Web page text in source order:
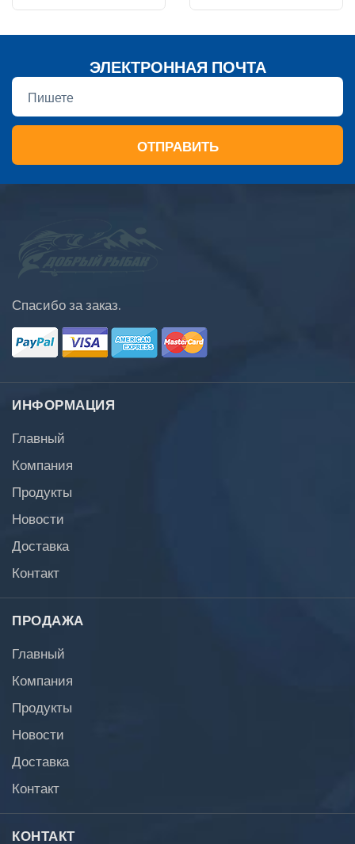
ЭЛЕКТРОННАЯ ПОЧТА
ОТПРАВИТЬ
Спасибо за заказ.
ИНФОРМАЦИЯ
Главный
Компания
Продукты
Новости
Доставка
Контакт
ПРОДАЖА
Главный
Компания
Продукты
Новости
Доставка
Контакт
КОНТАКТ